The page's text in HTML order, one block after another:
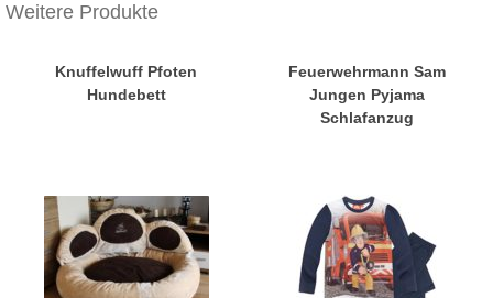
Weitere Produkte
Knuffelwuff Pfoten
Hundebett
Feuerwehrmann Sam
Jungen Pyjama
Schlafanzug